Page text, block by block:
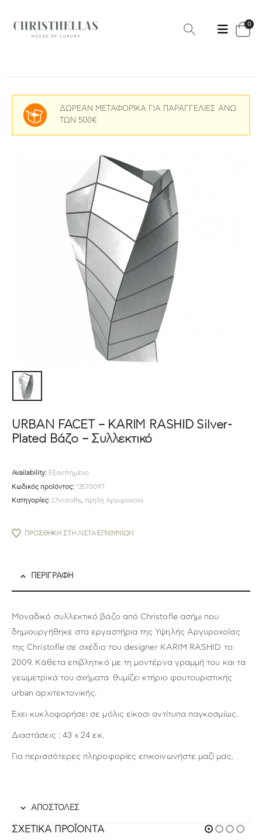
0
ΔΩΡΕΑΝ ΜΕΤΑΦΟΡΙΚΑ ΓΙΑ ΠΑΡΑΓΓΕΛΙΕΣ ΑΝΩ
ΤΩΝ 500€
URBAN FACET – KARIM RASHID Silver-
Plated Βάζο – Συλλεκτικό
Availability: Εξαντλημένο
Κωδικός προϊόντος: *3570097
Κατηγορίες: Christofle, Υψηλή Αργυροχοϊα
ΠΡΟΣΘΉΚΗ ΣΤΗ ΛΊΣΤΑ ΕΠΙΘΥΜΙΏΝ
ΠΕΡΙΓΡΑΦΉ
Μοναδικό συλλεκτικό βάζο από Christofle ασήμι που
δημιουργήθηκε στα εργαστήρια της Υψηλής Αργυροχοϊας
της Christofle σε σχέδιο του designer KARIM RASHID το
2009. Κάθετα επιβλητικό με τη μοντέρνα γραμμή του και τα
γεωμετρικά του σχήματα θυμίζει κτήριο φουτουριστικής
urban αρχιτεκτονικής.
Έχει κυκλοφορήσει σε μόλις είκοσι αντίτυπα παγκοσμίως.
Διαστάσεις : 43 x 24 εκ.
Για περισσότερες πληροφορίες επικοινωνήστε μαζί μας.
ΑΠΟΣΤΟΛΕΣ
ΣΧΕΤΙΚΆ ΠΡΟΪΌΝΤΑ